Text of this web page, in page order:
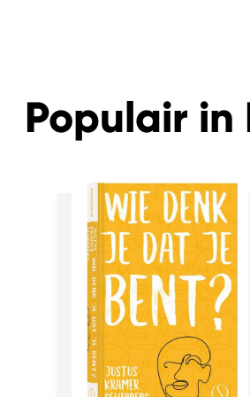
Populair in